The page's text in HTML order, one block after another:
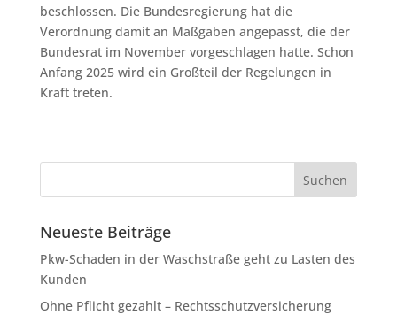
beschlossen. Die Bundesregierung hat die
Verordnung damit an Maßgaben angepasst, die der
Bundesrat im November vorgeschlagen hatte. Schon
Anfang 2025 wird ein Großteil der Regelungen in
Kraft treten.
Neueste Beiträge
Pkw-Schaden in der Waschstraße geht zu Lasten des
Kunden
Ohne Pflicht gezahlt – Rechtsschutzversicherung